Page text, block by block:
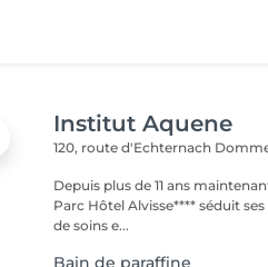
Institut Aquene
120, route d'Echternach
Depuis plus de 11 ans
Parc Hôtel Alvisse**** séduit
de soins e...
Bain de paraffine